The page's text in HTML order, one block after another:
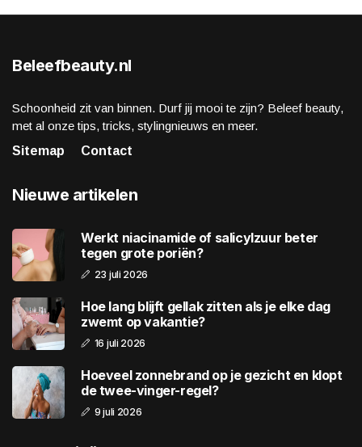
Beleefbeauty.nl
Schoonheid zit van binnen. Durf jij mooi te zijn? Beleef beauty,
met al onze tips, tricks, stylingnieuws en meer.
Sitemap
Contact
Nieuwe artikelen
Werkt niacinamide of salicylzuur beter
tegen grote poriën?
23 juli 2026
Hoe lang blijft gellak zitten als je elke dag
zwemt op vakantie?
16 juli 2026
Hoeveel zonnebrand op je gezicht en klopt
de twee-vinger-regel?
9 juli 2026